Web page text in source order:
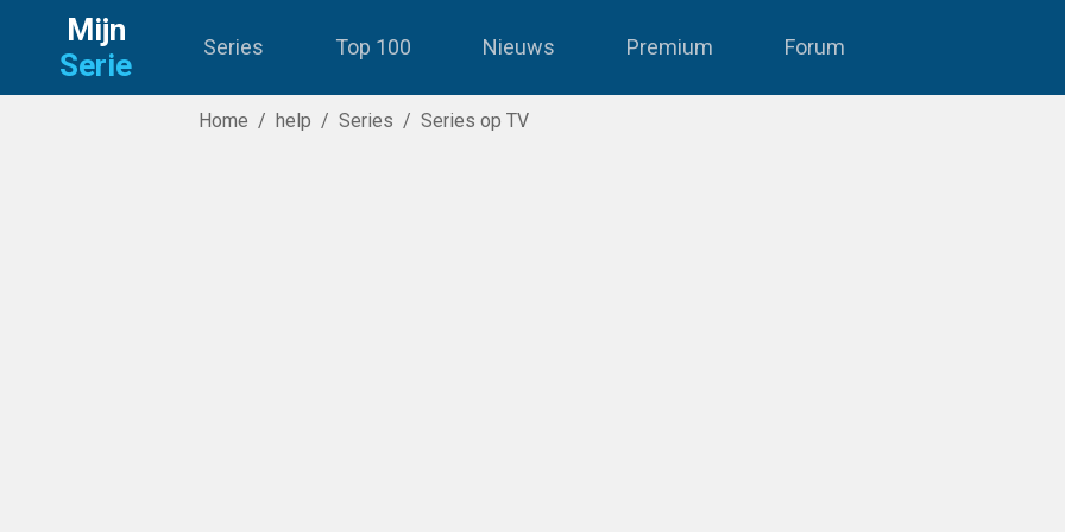
Mijn
Serie
Series Top 100 Nieuws Premium Forum
Home / help / Series / Series op TV